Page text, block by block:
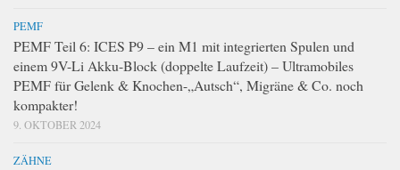
PEMF
PEMF Teil 6: ICES P9 – ein M1 mit integrierten Spulen und
einem 9V-Li Akku-Block (doppelte Laufzeit) – Ultramobiles
PEMF für Gelenk & Knochen-„Autsch“, Migräne & Co. noch
kompakter!
9. OKTOBER 2024
ZÄHNE